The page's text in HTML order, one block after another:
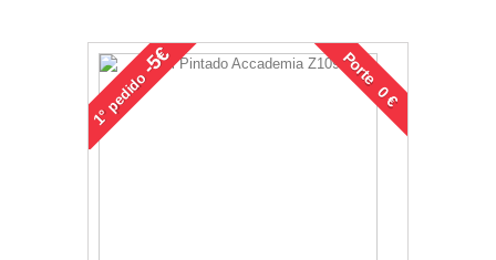
1°
pedido
-5€ Porte 0 €